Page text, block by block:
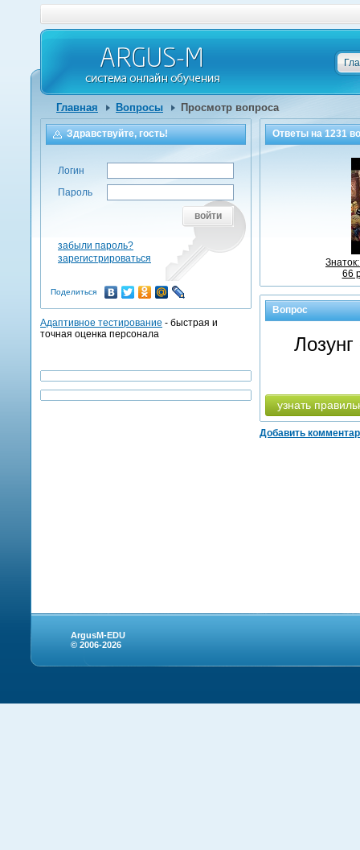
Главная Вопросы Просмотр вопроса
Ответы на1231
66
Вопрос
узнать
Добавить
Здравствуйте, гость!
Логин
Пароль
войти
забыли пароль?
зарегистрироваться
Поделиться
Адаптивное тестирование - быстрая и
точная оценка персонала
ArgusM-EDU
© 2006-2026